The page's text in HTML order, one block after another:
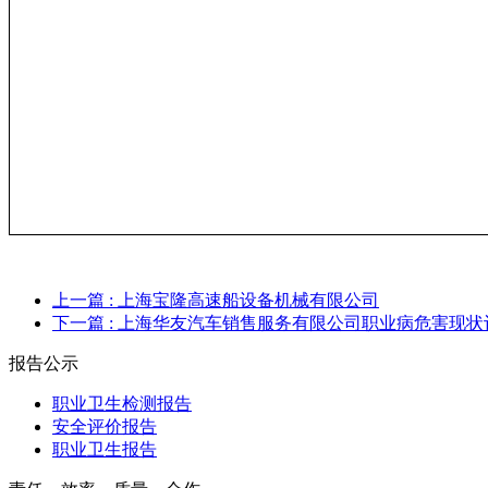
上一篇 : 上海宝隆高速船设备机械有限公司
下一篇 : 上海华友汽车销售服务有限公司职业病危害现
报告公示
职业卫生检测报告
安全评价报告
职业卫生报告